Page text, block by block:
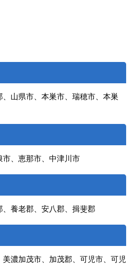
山県市、本巣市、瑞穂市、本巣
市、恵那市、中津川市
養老郡、安八郡、揖斐郡
濃加茂市、加茂郡、可児市、可児